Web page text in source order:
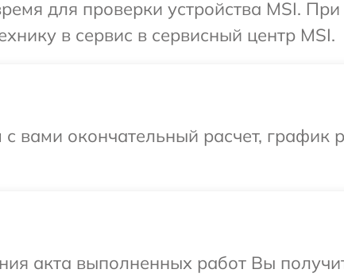
для проверки устройства MSI. При
в сервис в сервисный центр MSI.
вами окончательный расчет, график
акта выполненных работ Вы